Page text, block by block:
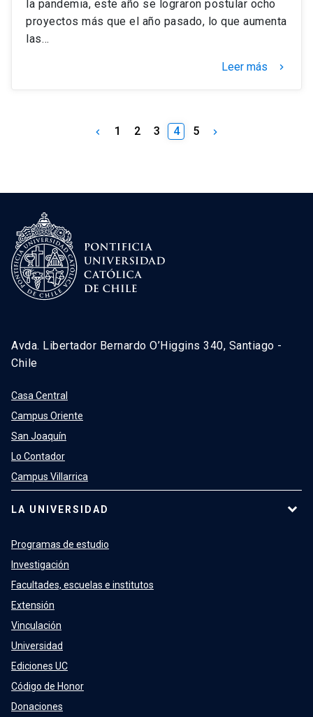
la pandemia, este año se lograron postular ocho
proyectos más que el año pasado, lo que aumenta
las…
Leer más keyboard_arrow_right
keyboard_arrow_left 1 2 3 4 5 keyboard_arrow_right
Avda. Libertador Bernardo O’Higgins 340, Santiago -
Chile
Casa Central
Campus Oriente
San Joaquín
Lo Contador
Campus Villarrica
LA UNIVERSIDAD
Programas de estudio
Investigación
Facultades, escuelas e institutos
Extensión
Vinculación
Universidad
Ediciones UC
Código de Honor
Donaciones